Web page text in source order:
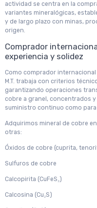
actividad se centra en la
variantes mineralógicas,
y de largo plazo con minas,
origen.
Comprador
experiencia y solidez
Como comprador internacional
M.T. trabaja con criterios
garantizando operaciones
cobre a granel, concentrados
suministro continuo como
Adquirimos mineral de cobre
otras:
Óxidos de cobre (cuprita,
Sulfuros de cobre
Calcopirita (CuFeS₂)
Calcosina (Cu₂S)